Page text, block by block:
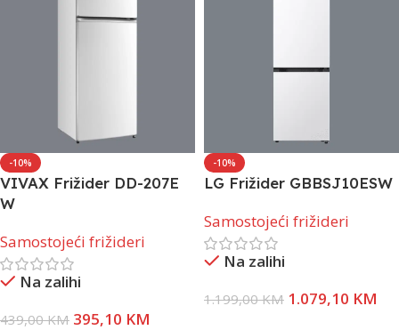
-10%
VIVAX Frižider DD-207E
W
Samostojeći frižideri
Na zalihi
439,00KM 395,10 KM
-10%
LG Frižider GBBSJ10ESW
Samostojeći frižideri
Na zalihi
1.199,00KM 1.079,10 KM